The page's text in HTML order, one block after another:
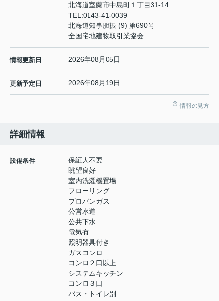
北海道室蘭市中島町１丁目31-14
TEL:0143-41-0039
北海道知事胆振 (9) 第690号
全国宅地建物取引業協会
情報更新日 2026年08月05日
更新予定日 2026年08月19日
情報の見方
詳細情報
設備条件
保証人不要
眺望良好
室内洗濯機置場
フローリング
プロパンガス
公営水道
公共下水
電気有
照明器具付き
ガスコンロ
コンロ２口以上
システムキッチン
コンロ３口
バス・トイレ別